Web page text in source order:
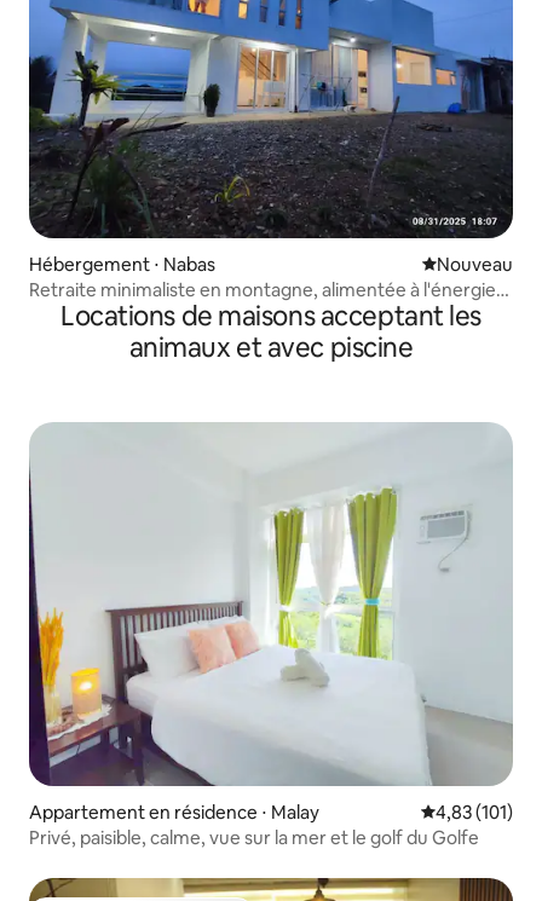
Hébergement ⋅ Nabas Nouvel
Nouveau
Retraite minimaliste en montagne, alimentée à l'énergie
solaireLocations de maisons acceptant les
animaux et avec piscine
Appartement en résidence ⋅ Malay Évaluation
4,83 (101)
Privé, paisible, calme, vue sur la mer et le golf du Golfe